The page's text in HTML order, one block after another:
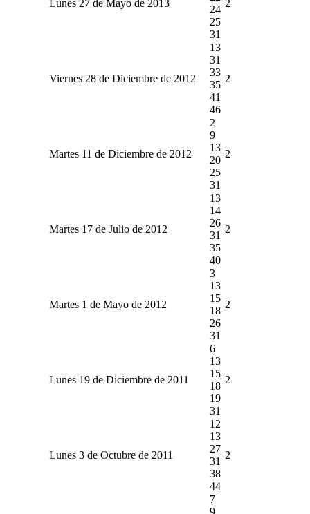
Lunes 27 de Mayo de 2013
24
25
31
2
Viernes 28 de Diciembre de 2012
13
31
33
35
41
46
2
Martes 11 de Diciembre de 2012
2
9
13
20
25
31
2
Martes 17 de Julio de 2012
13
14
26
31
35
40
2
Martes 1 de Mayo de 2012
3
13
15
18
26
31
2
Lunes 19 de Diciembre de 2011
6
13
15
18
19
31
2
Lunes 3 de Octubre de 2011
12
13
27
31
38
44
2
7
9